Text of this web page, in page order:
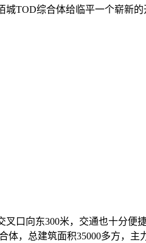
TOD综合体给临平一个崭新
口向东300米，交通也十分
体，总建筑面积35000多方，主